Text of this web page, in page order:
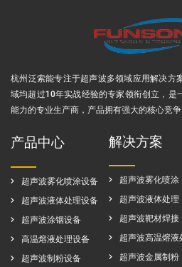
杭州泛索能专注于超声波多领域应用解决方
域均超过10年实战经验的专家领衔创立，是
能力的专业生产商，产品拥有强大的核心竞争
产品中心
超声波雾化喷涂设备
超声波液体处理设备
超声波涂铟设备
高温熔液处理设备
超声波制粉设备
解决方案
超声波雾化喷涂
超声波液体处理
超声波靶材焊接
超声波高温熔液
超声波金属制粉